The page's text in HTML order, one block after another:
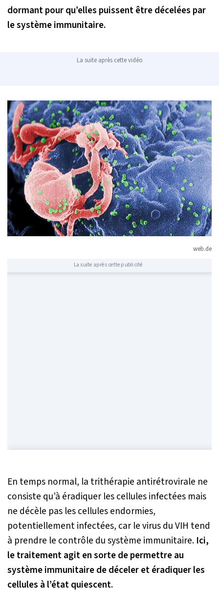
dormant pour qu’elles puissent être décelées par
le système immunitaire.
La suite après cette vidéo
web.de
La suite après cette publicité
En temps normal, la trithérapie antirétrovirale ne
consiste qu’à éradiquer les cellules infectées mais
ne décèle pas les cellules endormies,
potentiellement infectées, car le virus du VIH tend
à prendre le contrôle du système immunitaire. Ici,
le traitement agit en sorte de permettre au
système immunitaire de déceler et éradiquer les
cellules à l’état quiescent.